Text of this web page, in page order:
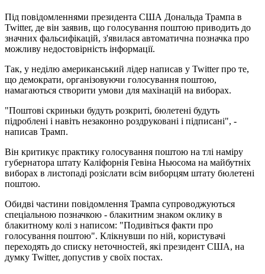
Під повідомленнями президента США Дональда Трампа в
Twitter, де він заявив, що голосування поштою приводить до
значних фальсифікацій, з'явилася автоматична позначка про
можливу недостовірність інформації.
Так, у неділю американський лідер написав у Twitter про те,
що демократи, організовуючи голосування поштою,
намагаються створити умови для махінацій на виборах.
"Поштові скриньки будуть розкриті, бюлетені будуть
підроблені і навіть незаконно роздруковані і підписані", -
написав Трамп.
Він критикує практику голосування поштою на тлі наміру
губернатора штату Каліфорнія Гевіна Ньюсома на майбутніх
виборах в листопаді розіслати всім виборцям штату бюлетені
поштою.
Обидві частини повідомлення Трампа супроводжуються
спеціальною позначкою - блакитним знаком оклику в
блакитному колі з написом: "Подивіться факти про
голосування поштою". Клікнувши по ній, користувачі
переходять до списку неточностей, які президент США, на
думку Twitter, допустив у своїх постах.